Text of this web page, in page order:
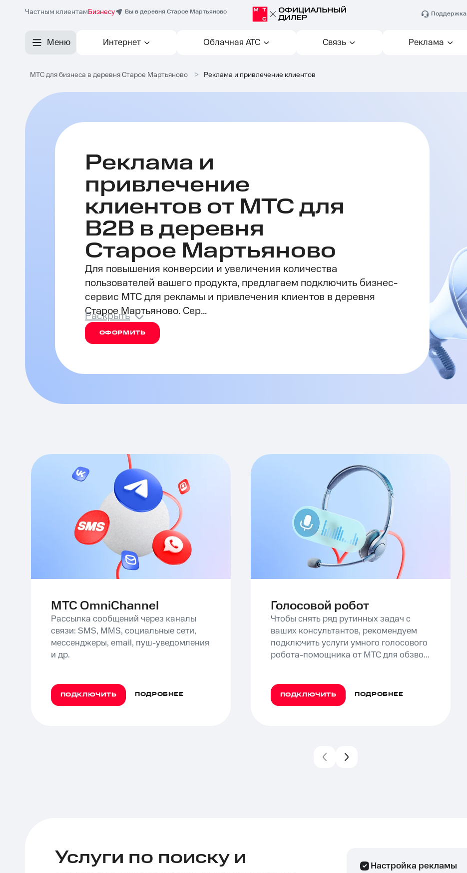
Частным клиентамБизнесу Вы в деревня Старое Мартьяново Поддержка
Меню Интернет Облачная АТС Связь Реклама
МТС для бизнеса в деревня Старое Мартьяново > Реклама и привлечение клиентов
Реклама и
привлечение
клиентов от МТС для
B2B в деревня
Старое Мартьяново
Для повышения конверсии и увеличения количества
пользователей вашего продукта, предлагаем подключить бизнес-
сервис МТС для рекламы и привлечения клиентов в деревня
Старое Мартьяново. Сер...
Раскрыть
ОФОРМИТЬ
MTC OmniChannel
Рассылка сообщений через каналы
связи: SMS, MMS, социальные сети,
мессенджеры, email, пуш-уведомления
и др.
ПОДКЛЮЧИТЬ ПОДРОБНЕЕ
Голосовой робот
Чтобы снять ряд рутинных задач с
ваших консультантов, рекомендуем
подключить услуги умного голосового
робота-помощника от МТС для обзво...
ПОДКЛЮЧИТЬ ПОДРОБНЕЕ
Услуги по поиску и
Настройка рекламы